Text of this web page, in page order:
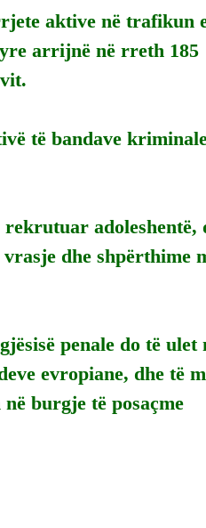
aktive në trafikun
arrijnë në rreth 185
të bandave
adoleshentë,
dhe shpërthime
penale do të ulet
evropiane, dhe të
burgje të posaçme